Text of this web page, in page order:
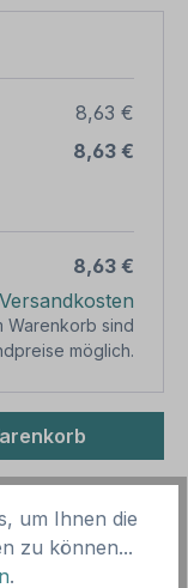
8,63 €
8,63 €
8,63 €
Warenkorb sind
möglich.
um Ihnen die
zu können...
.